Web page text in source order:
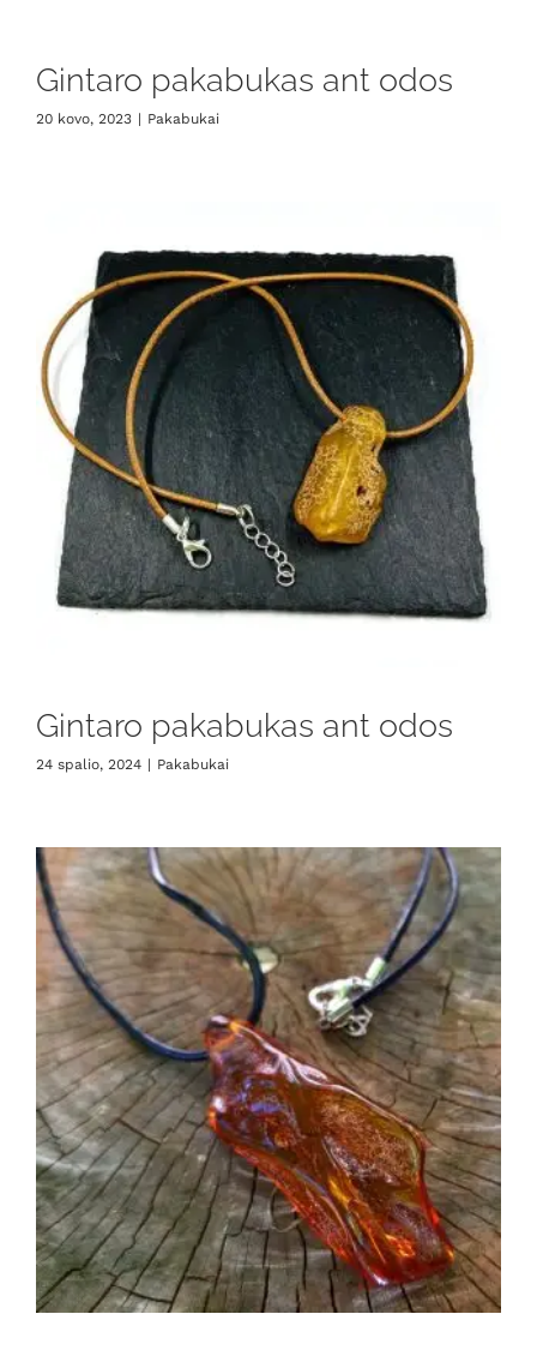
Gintaro pakabukas ant odos
20 kovo, 2023 | Pakabukai
Gintaro pakabukas ant odos
24 spalio, 2024 | Pakabukai